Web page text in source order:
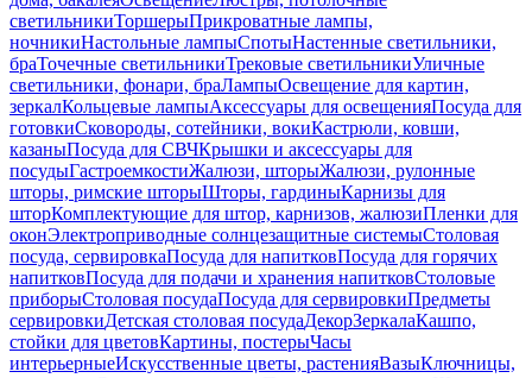
светильникиТоршерыПрикроватные лампы,
ночникиНастольные лампыСпотыНастенные светильники,
браТочечные светильникиТрековые светильникиУличные
светильники, фонари, браЛампыОсвещение для картин,
зеркалКольцевые лампыАксессуары для освещенияПосуда для
готовкиСковороды, сотейники, вокиКастрюли, ковши,
казаныПосуда для СВЧКрышки и аксессуары для
посудыГастроемкостиЖалюзи, шторыЖалюзи, рулонные
шторы, римские шторыШторы, гардиныКарнизы для
шторКомплектующие для штор, карнизов, жалюзиПленки для
оконЭлектроприводные солнцезащитные системыСтоловая
посуда, сервировкаПосуда для напитковПосуда для горячих
напитковПосуда для подачи и хранения напитковСтоловые
приборыСтоловая посудаПосуда для сервировкиПредметы
сервировкиДетская столовая посудаДекорЗеркалаКашпо,
стойки для цветовКартины, постерыЧасы
интерьерныеИскусственные цветы, растенияВазыКлючницы,